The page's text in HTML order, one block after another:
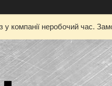
у компанії неробочий час.